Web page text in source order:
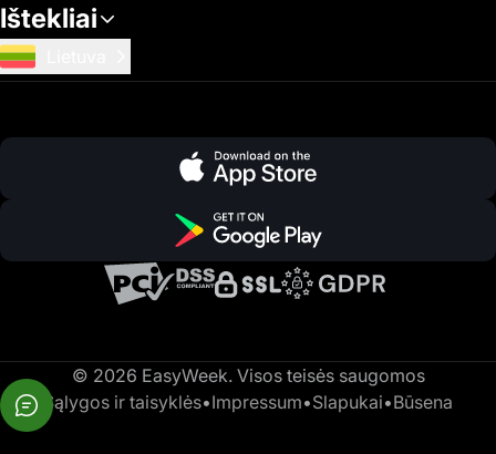
Ištekliai
© 2026 EasyWeek. Visos teisės saugomos
Sąlygos ir taisyklės•Impressum•Slapukai•Būsena